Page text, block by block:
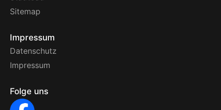
Sitemap
Impressum
Datenschutz
Impressum
Folge uns